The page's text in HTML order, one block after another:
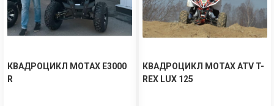
КВАДРОЦИКЛ MOTAX E3000
R
КВАДРОЦИКЛ MOTAX ATV T-
REX LUX 125